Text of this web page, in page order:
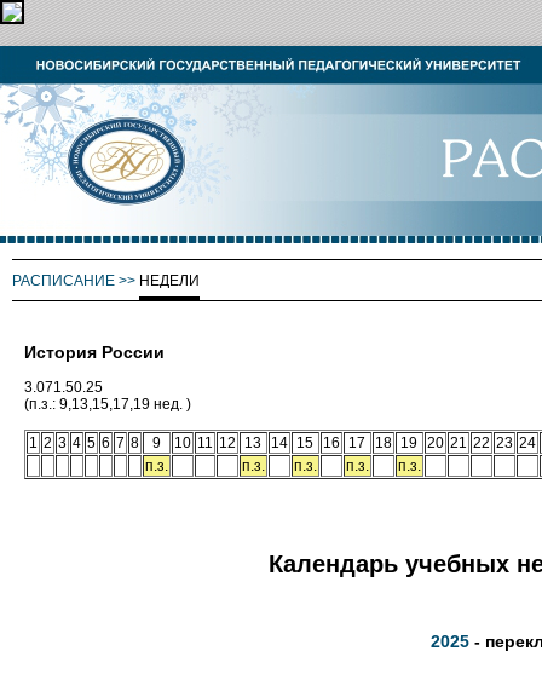
РАСПИСАНИЕ >> НЕДЕЛИ
История России
3.071.50.25
(п.з.: 9,13,15,17,19 нед. )
1 2 3 4 5 6 7 8 9 10 11 12 13 14 15 16 17 18 19 20 21 22 23 24
п.з.
п.з. п.з. п.з. п.з.
Календарь учебных
2025 -